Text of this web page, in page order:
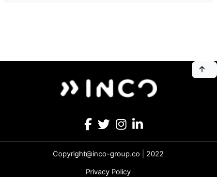
Copyright@inco-group.co | 2022
Privacy Policy